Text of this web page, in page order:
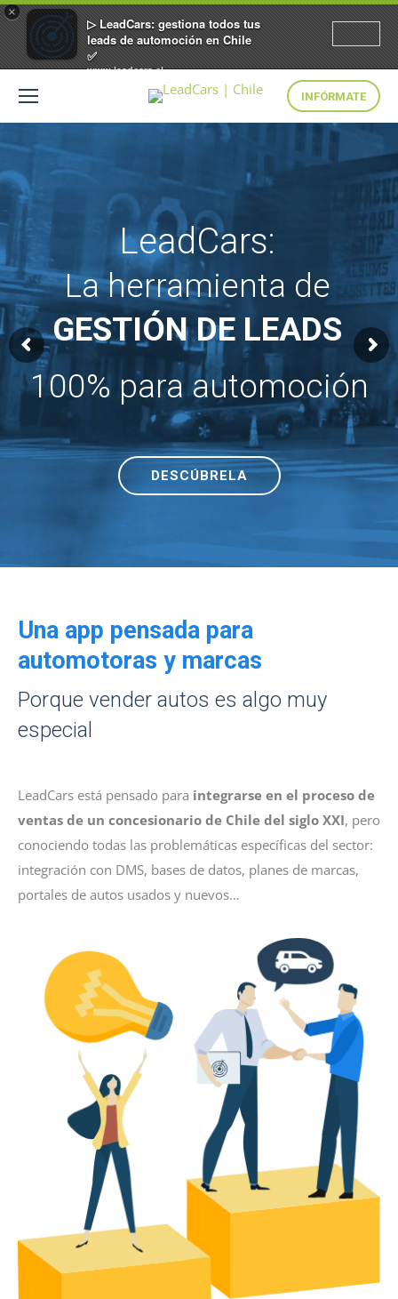
×
▷ LeadCars: gestiona todos tus
leads de automoción en Chile
✅
www.leadcars.cl
INFÓRMATE
LeadCars:
La herramienta de
GESTIÓN DE LEADS
100% para automoción
DESCÚBRELA
Una app pensada para
automotoras y marcas
Porque vender autos es algo muy
especial
LeadCars está pensado para integrarse en el proceso de
ventas de un concesionario de Chile del siglo XXI, pero
conociendo todas las problemáticas específicas del sector:
integración con DMS, bases de datos, planes de marcas,
portales de autos usados y nuevos…